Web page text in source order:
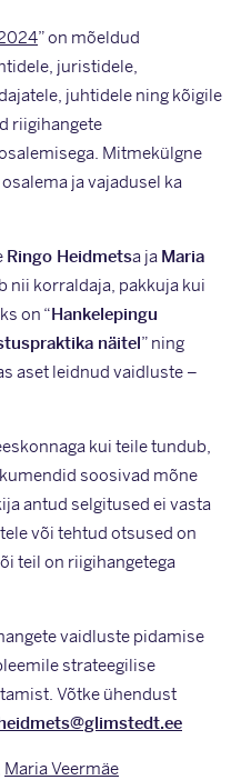
” on mõeldud
juristidele,
juhtidele ning kõigile
riigihangete
Mitmekülgne
ja vajadusel ka
Ringo Heidmetsa ja Maria
nii korraldaja, pakkuja kui
on “Hankelepingu
näitel” ning
aset leidnud vaidluste –
kui teile tundub,
soosivad mõne
antud selgitused ei vasta
või tehtud otsused on
teil on riigihangetega
vaidluste pidamise
strateegilise
Võtke ühendust
Maria Veermäe